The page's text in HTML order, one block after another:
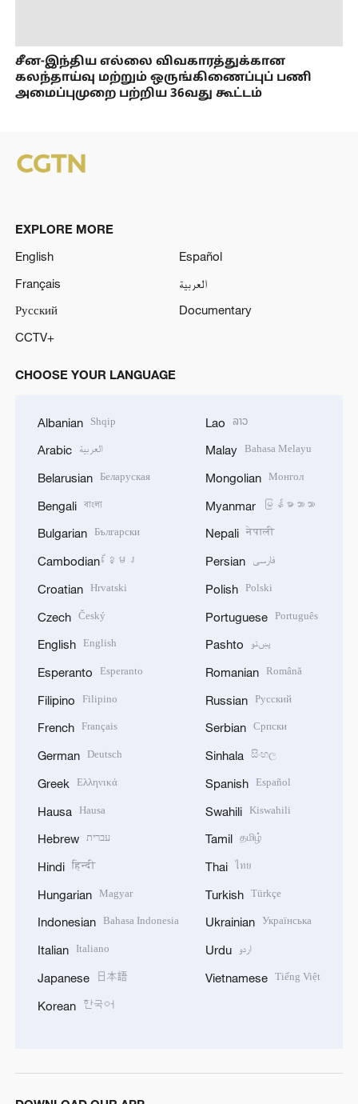
சீன-இந்திய எல்லை விவகாரத்துக்கான
கலந்தாய்வு மற்றும் ஒருங்கிணைப்புப் பணி
அமைப்புமுறை பற்றிய 36வது கூட்டம்
EXPLORE MORE
English
Español
Français
العربية
Русский
Documentary
CCTV+
CHOOSE YOUR LANGUAGE
Albanian Shqip
Arabic العربية
Belarusian Беларуская
Bengali বাংলা
Bulgarian Български
Cambodian ខ្មែរ
Croatian Hrvatski
Czech Český
English English
Esperanto Esperanto
Filipino Filipino
French Français
German Deutsch
Greek Ελληνικά
Hausa Hausa
Hebrew עברית
Hindi हिन्दी
Hungarian Magyar
Indonesian Bahasa Indonesia
Italian Italiano
Japanese 日本語
Korean 한국어
Lao ລາວ
Malay Bahasa Melayu
Mongolian Монгол
Myanmar မြန်မာဘာသာ
Nepali नेपाली
Persian فارسی
Polish Polski
Portuguese Português
Pashto پښتو
Romanian Română
Russian Русский
Serbian Српски
Sinhala සිංහල
Spanish Español
Swahili Kiswahili
Tamil தமிழ்
Thai ไทย
Turkish Türkçe
Ukrainian Українська
Urdu اردو
Vietnamese Tiếng Việt